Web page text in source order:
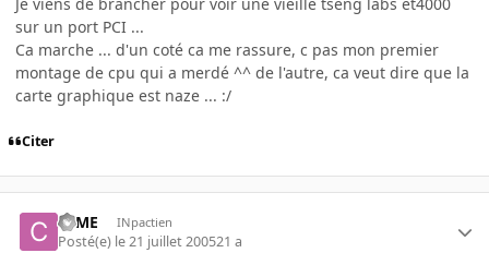
sur un port PCI ...
Ca marche ... d'un coté ca me rassure, c pas mon premier
montage de cpu qui a merdé ^^ de l'autre, ca veut dire que la
carte graphique est naze ... :/
Citer
coME INpactien
Posté(e) le 21 juillet 200521 a